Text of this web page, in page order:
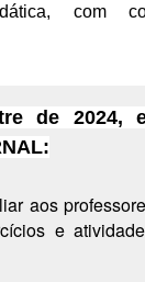
com
de 2024,
aos
e